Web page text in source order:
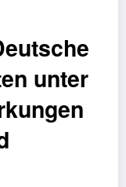
unter